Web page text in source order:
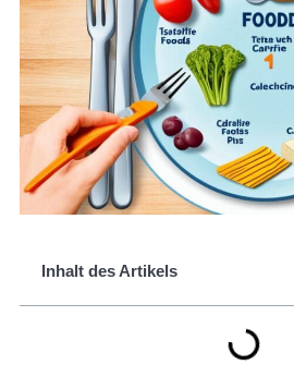
Inhalt des Artikels